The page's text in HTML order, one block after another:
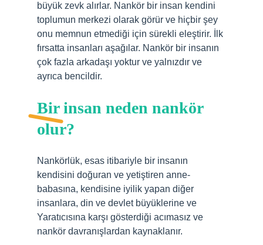
büyük zevk alırlar. Nankör bir insan kendini
toplumun merkezi olarak görür ve hiçbir şey
onu memnun etmediği için sürekli eleştirir. İlk
fırsatta insanları aşağılar. Nankör bir insanın
çok fazla arkadaşı yoktur ve yalnızdır ve
ayrıca bencildir.
Bir insan neden nankör
olur?
Nankörlük, esas itibariyle bir insanın
kendisini doğuran ve yetiştiren anne-
babasına, kendisine iyilik yapan diğer
insanlara, din ve devlet büyüklerine ve
Yaratıcısına karşı gösterdiği acımasız ve
nankör davranışlardan kaynaklanır.